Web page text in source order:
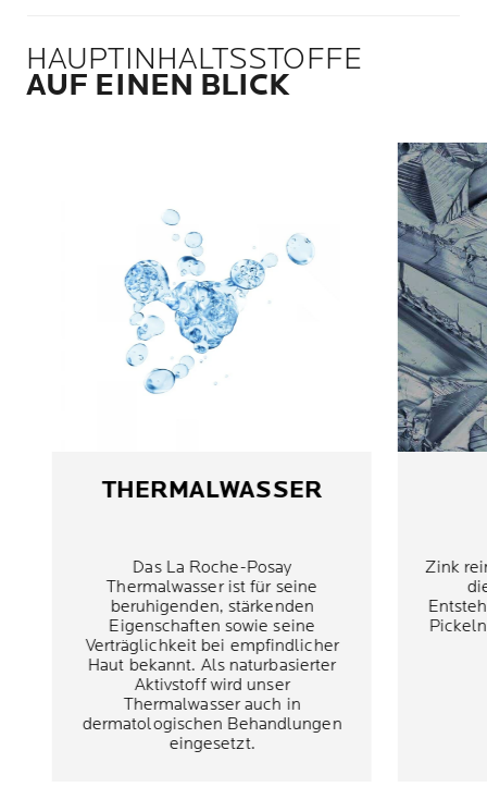
HAUPTINHALTSSTOFFE
AUF EINEN BLICK
THERMALWASSER
Das La Roche-Posay
Thermalwasser ist für seine
beruhigenden, stärkenden
Eigenschaften sowie seine
Verträglichkeit bei empfindlicher
Haut bekannt. Als naturbasierter
Aktivstoff wird unser
Thermalwasser auch in
dermatologischen Behandlungen
eingesetzt.
Zink